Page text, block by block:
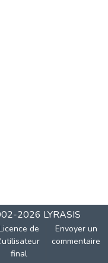
2026 LYRASIS
de
final
Envoyer un
commentaire